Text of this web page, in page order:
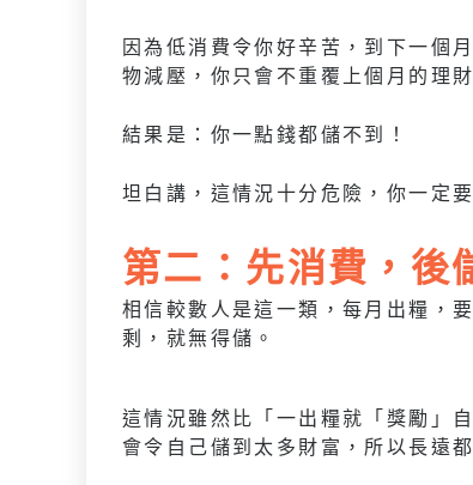
因為低消費令你好辛苦，到下一個
物減壓，你只會不重覆上個月的理財
結果是：你一點錢都儲不到！
坦白講，這情況十分危險，你一定要
第二：先消費，後
相信較數人是這一類，每月出糧，
剩，就無得儲。
這情況雖然比「一出糧就「獎勵」
會令自己儲到太多財富，所以長遠